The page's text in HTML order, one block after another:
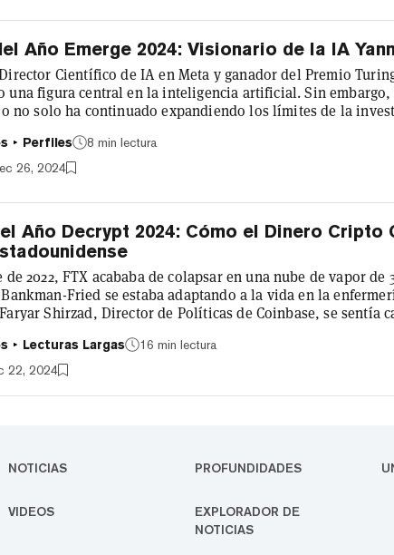
Año Emerge 2024: Visionario de la IA
Científico de IA en Meta y ganador del Premio
una figura central en la inteligencia artificial. Sin
no solo ha continuado expandiendo los límites de la
y riesgos que plantea esta tecnología transformadora.
Francia, LeCun ha sido una...
Perfiles
8 min lectura
26, 2024
Año Decrypt 2024: Cómo el Dinero Cripto
2022, FTX acababa de colapsar en una nube de vapor de
Fried se estaba adaptando a la vida en la
Shirzad, Director de Políticas de Coinbase, se sentía
los santuarios internos del Congreso y la Casa Blanca.
en el Capitolio, ciertamente había much...
Lecturas Largas
16 min lectura
22, 2024
NOTICIAS PROFUNDIDADES
VIDEOS
EXPLORADOR DE
NOTICIAS